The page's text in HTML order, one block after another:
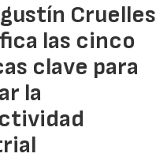
Cruelles
las cinco
clave para
la